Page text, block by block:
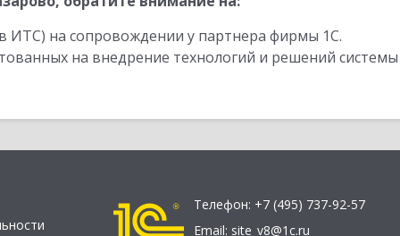
ИТС) на сопровождении у партнера фирмы 1С.
на внедрение технологий и решений
Телефон: +7 (495) 737-92-57
Email: site_v8@1c.ru